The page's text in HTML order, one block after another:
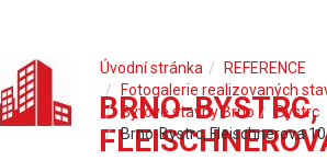
Úvodní stránka
REFERENCE
Fotogalerie realizovaných
Bytové stavby Brno
Bystrc
Brno-Bystrc, Fleischnerova
BRNO-BYSTRC,